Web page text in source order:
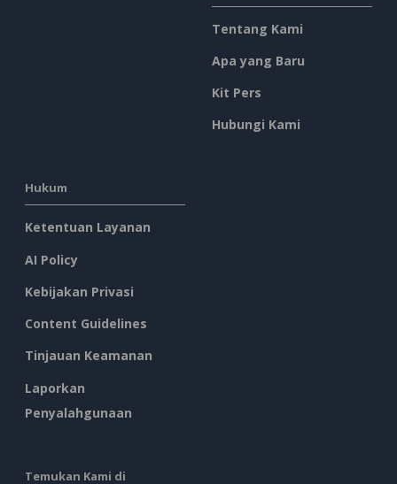
Tentang Kami
Apa yang Baru
Kit Pers
Hubungi Kami
Hukum
Ketentuan Layanan
AI Policy
Kebijakan Privasi
Content Guidelines
Tinjauan Keamanan
Laporkan
Penyalahgunaan
Temukan Kami di